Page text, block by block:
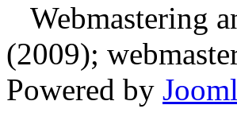
Webmastering
(2009);
Powered by